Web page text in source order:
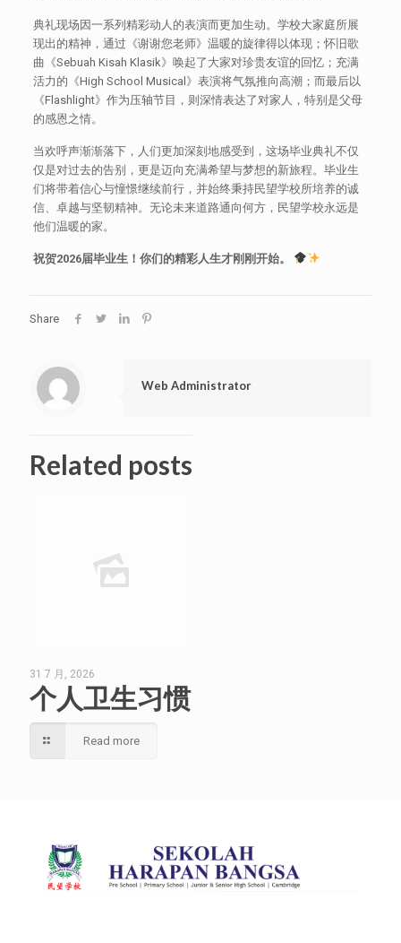
典礼现场因一系列精彩动人的表演而更加生动。学校大家庭所展
现出的精神，通过《谢谢您老师》温暖的旋律得以体现；怀旧歌
曲《Sebuah Kisah Klasik》唤起了大家对珍贵友谊的回忆；充满
活力的《High School Musical》表演将气氛推向高潮；而最后以
《Flashlight》作为压轴节目，则深情表达了对家人，特别是父母
的感恩之情。
当欢呼声渐渐落下，人们更加深刻地感受到，这场毕业典礼不仅
仅是对过去的告别，更是迈向充满希望与梦想的新旅程。毕业生
们将带着信心与憧憬继续前行，并始终秉持民望学校所培养的诚
信、卓越与坚韧精神。无论未来道路通向何方，民望学校永远是
他们温暖的家。
祝贺2026届毕业生！你们的精彩人生才刚刚开始。
Share
Web Administrator
Related posts
31 7 月, 2026
个人卫生习惯
Read more